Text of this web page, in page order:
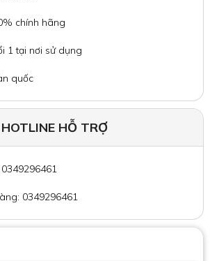
chính hãng
1 tại nơi sử dụng
quốc
HOTLINE HỖ TRỢ
0349296461